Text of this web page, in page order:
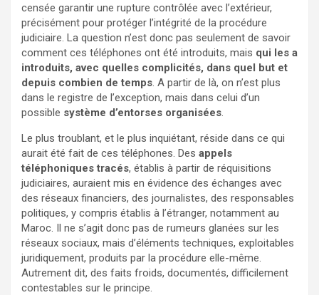
censée garantir une rupture contrôlée avec l’extérieur,
précisément pour protéger l’intégrité de la procédure
judiciaire. La question n’est donc pas seulement de savoir
comment ces téléphones ont été introduits, mais qui les a
introduits, avec quelles complicités, dans quel but et
depuis combien de temps . A partir de là, on n’est plus
dans le registre de l’exception, mais dans celui d’un
possible système d’entorses organisées
Le plus troublant, et le plus inquiétant, réside dans ce qui
aurait été fait de ces téléphones. Des appels
téléphoniques tracés, établis à partir de réquisitions
judiciaires, auraient mis en évidence des échanges avec
des réseaux financiers, des journalistes, des responsables
politiques, y compris établis à l’étranger, notamment au
Maroc. Il ne s’agit donc pas de rumeurs glanées sur les
réseaux sociaux, mais d’éléments techniques, exploitables
juridiquement, produits par la procédure elle-même.
Autrement dit, des faits froids, documentés, difficilement
contestables sur le principe.